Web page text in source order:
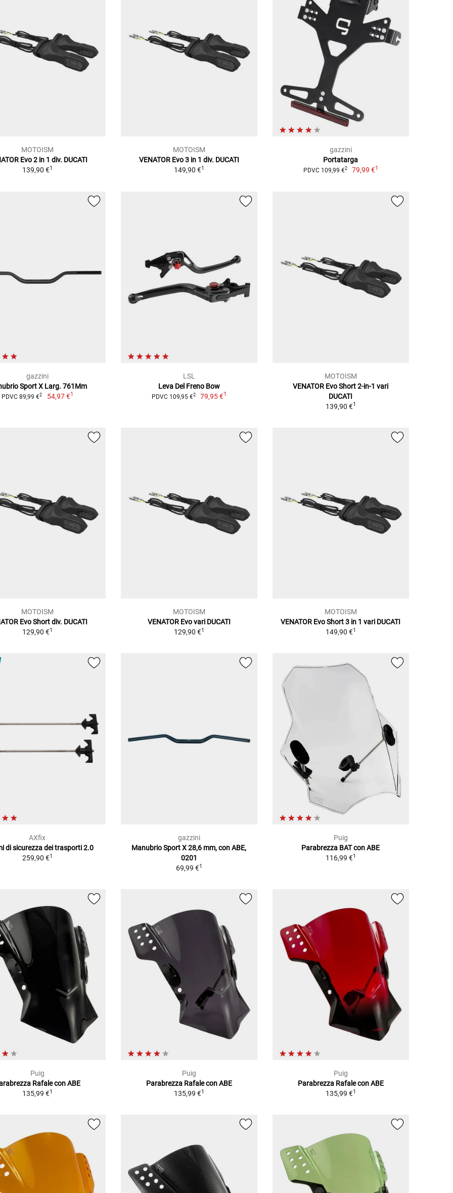
MOTOISM
Evo 2 in 1 div. DUCATI
139,90 €1
MOTOISM
VENATOR Evo 3 in 1 div. DUCATI
149,90 €1
gazzini
Portatarga
PDVC 109,99 €2 79,99 €1
gazzini
Sport X Larg. 761Mm
PDVC 89,99 €2 54,97 €1
LSL
Leva Del Freno Bow
PDVC 109,95 €2 79,95 €1
MOTOISM
VENATOR Evo Short 2-in-1 vari
DUCATI
139,90 €1
MOTOISM
Evo Short div. DUCATI
129,90 €1
MOTOISM
VENATOR Evo vari DUCATI
129,90 €1
MOTOISM
VENATOR Evo Short 3 in 1 vari DUCATI
149,90 €1
AXfix
di sicurezza dei trasporti 2.0
259,90 €1
gazzini
Manubrio Sport X 28,6 mm, con ABE,
0201
69,99 €1
Puig
Parabrezza BAT con ABE
116,99 €1
Puig
Rafale con ABE
135,99 €1
Puig
Parabrezza Rafale con ABE
135,99 €1
Puig
Parabrezza Rafale con ABE
135,99 €1